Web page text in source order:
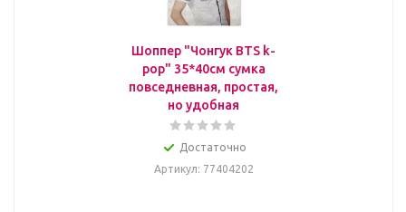
Шоппер "Чонгук BTS k-
pop" 35*40см сумка
повседневная, простая,
но удобная
Достаточно
Артикул: 77404202